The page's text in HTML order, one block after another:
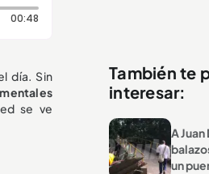
00:48Duración: 48 segundos
día. Sin
se ve
También te
interesar:
A
un